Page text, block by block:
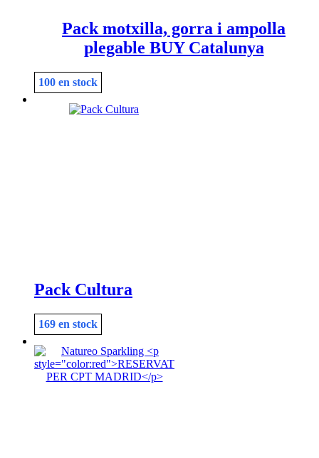
Pack motxilla, gorra i ampolla
plegable BUY Catalunya
100 en stock
Pack Cultura
169 en stock